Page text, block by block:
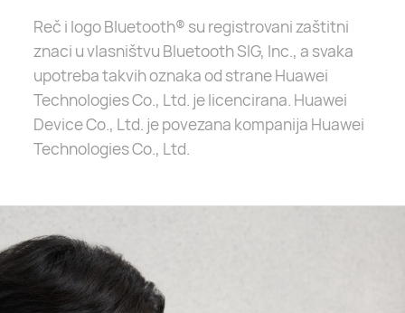
Reč i logo Bluetooth® su registrovani zaštitni
znaci u vlasništvu Bluetooth SIG, Inc., a svaka
upotreba takvih oznaka od strane Huawei
Technologies Co., Ltd. je licencirana. Huawei
Device Co., Ltd. je povezana kompanija Huawei
Technologies Co., Ltd.